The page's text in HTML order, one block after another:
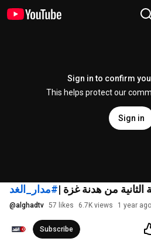
Sign in to confirm
This helps protect our
Sign in
من هدنة غزة |#مدار_الغد
@alghadtv 57 likes 6.7K views 1 year ago
Subscribe